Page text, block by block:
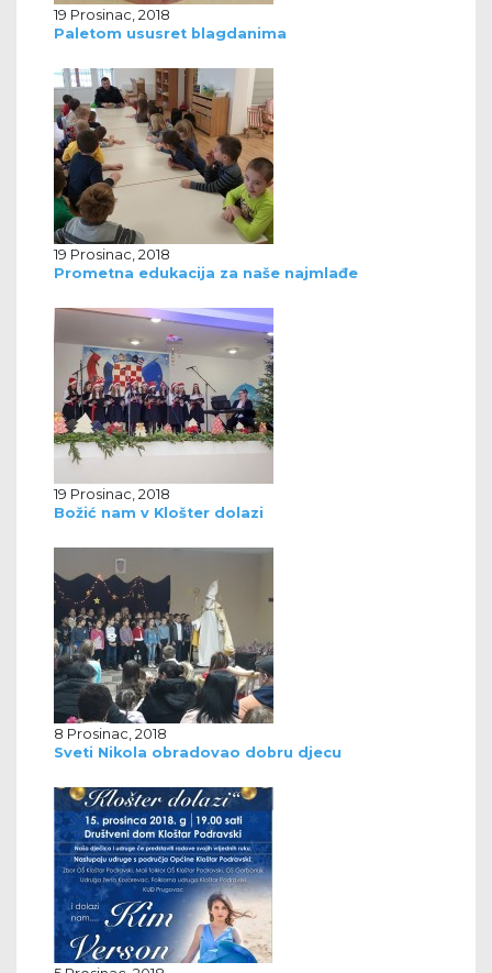
19 Prosinac, 2018
Paletom ususret blagdanima
19 Prosinac, 2018
Prometna edukacija za naše najmlađe
19 Prosinac, 2018
Božić nam v Klošter dolazi
8 Prosinac, 2018
Sveti Nikola obradovao dobru djecu